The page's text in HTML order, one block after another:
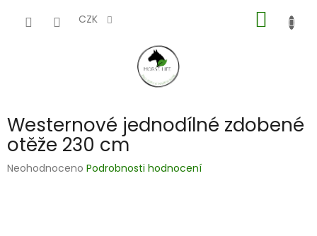
CZK
KOŠÍK
Westernové jednodílné zdobené
otěže 230 cm
Průměrné
Neohodnoceno Podrobnosti hodnocení